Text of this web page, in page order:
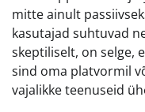
mitte ainult
kasutajad suhtuvad
skeptiliselt, on selge,
sind oma platvormil
vajalikke teenuseid